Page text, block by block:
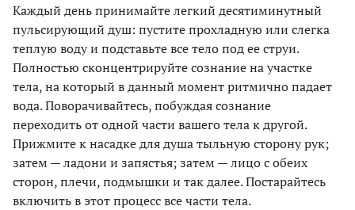
Каждый день принимайте легкий десятиминутный
пульсирующий душ: пустите прохладную или слегка
теплую воду и подставьте все тело под ее струи.
Полностью сконцентрируйте сознание на участке
тела, на который в данный момент ритмично падает
вода. Поворачивайтесь, побуждая сознание
переходить от одной части вашего тела к другой.
Прижмите к насадке для душа тыльную сторону рук;
затем — ладони и запястья; затем — лицо с обеих
сторон, плечи, подмышки и так далее. Постарайтесь
включить в этот процесс все части тела.